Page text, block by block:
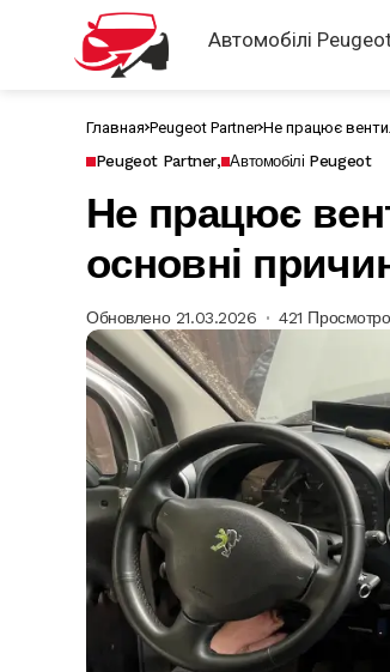
Автомобілі
Главная Peugeot Partner Не працює
Peugeot Partner
Автомобілі Peugeot
Не працює
основні
Обновлено 21.03.2026 421